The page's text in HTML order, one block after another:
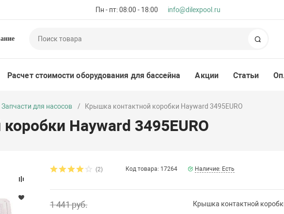
Пн - пт: 08:00 - 18:00 info@dilexpool.ru
Расчет стоимости оборудования для бассейна Акции Статьи
Запчасти для насосов Крышка контактной коробки Hayward 3495EURO
Hayward 3495EURO
(2) Код товара: 17264 Наличие: Есть
1 441 руб. Крышка контактной